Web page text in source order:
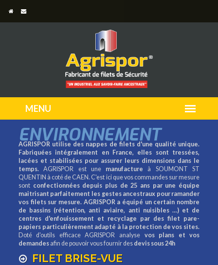
ENVIRONNEMENT
AGRISPOR utilise des nappes de filets d'une qualité unique.
Fabriquées intégralement en France, elles sont tressées,
lacées et stabilisées pour assurer leurs dimensions dans le
temps.AGRISPOR est une manufacture à SOUMONT ST
QUENTIN à coté de CAEN. C'est ici que vos commandes sur mesure
sont confectionnées depuis plus de 25 ans par une équipe
maitrisant parfaitement les gestes ancestraux pour ramander
vos filets sur mesure. AGRISPOR a équipé un certain nombre
de bassins (rétention, anti aviaire, anti nuisibles …) et de
centres d'enfouissement et recyclage par des filet pare-
papiers particulièrement adapté à la protection de vos sites.
Doté d'outils efficace AGRISPOR analyse vos plans et vos
demandesafin de pouvoir vous fournir des devis sous 24h
FILET BRISE-VUE